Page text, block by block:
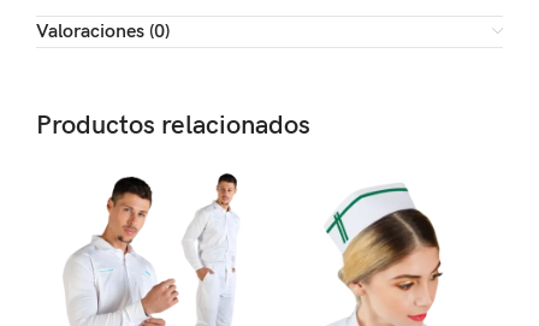
Valoraciones (0)
Productos relacionados